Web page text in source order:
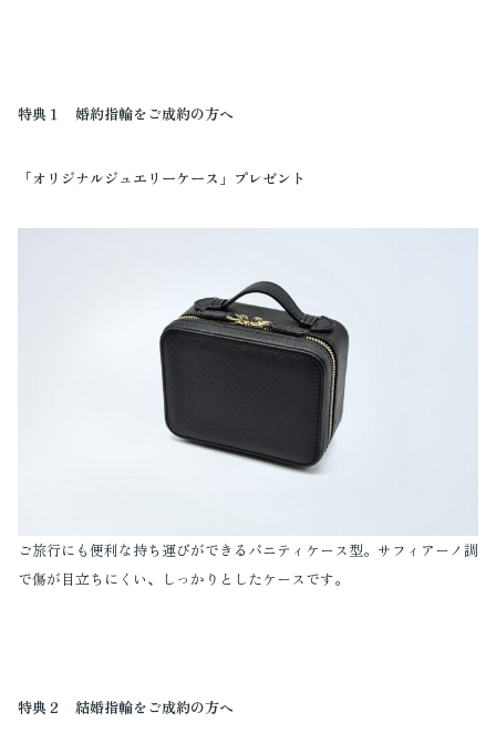
特典１ 婚約指輪をご成約の方へ
「オリジナルジュエリーケース」プレゼント
ご旅行にも便利な持ち運びができるバニティケース型。サフィアーノ調
で傷が目立ちにくい、しっかりとしたケースです。
特典２ 結婚指輪をご成約の方へ